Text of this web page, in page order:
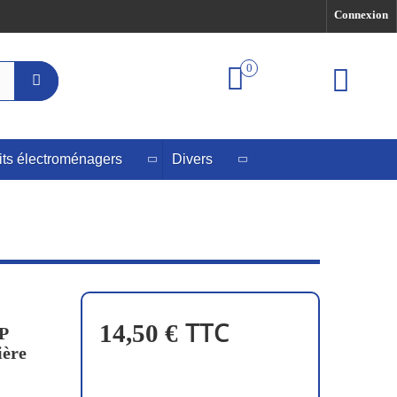
Connexion
0
électroménagers Divers
14,50 €TTC